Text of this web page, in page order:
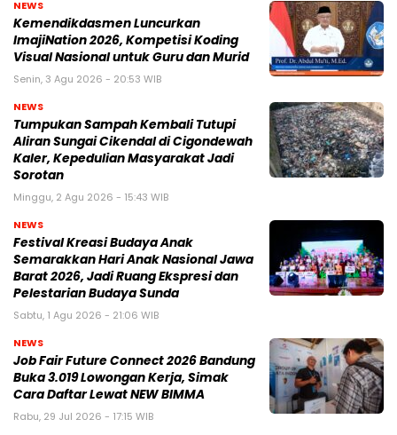
NEWS
Kemendikdasmen Luncurkan
ImajiNation 2026, Kompetisi Koding
Visual Nasional untuk Guru dan Murid
Senin, 3 Agu 2026 - 20:53 WIB
NEWS
Tumpukan Sampah Kembali Tutupi
Aliran Sungai Cikendal di Cigondewah
Kaler, Kepedulian Masyarakat Jadi
Sorotan
Minggu, 2 Agu 2026 - 15:43 WIB
NEWS
Festival Kreasi Budaya Anak
Semarakkan Hari Anak Nasional Jawa
Barat 2026, Jadi Ruang Ekspresi dan
Pelestarian Budaya Sunda
Sabtu, 1 Agu 2026 - 21:06 WIB
NEWS
Job Fair Future Connect 2026 Bandung
Buka 3.019 Lowongan Kerja, Simak
Cara Daftar Lewat NEW BIMMA
Rabu, 29 Jul 2026 - 17:15 WIB